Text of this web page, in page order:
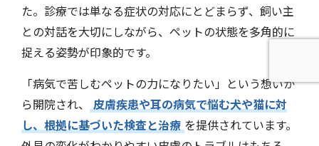
た。診療では単なる症状の対応にとどまらず、飼い主
との対話を大切にしながら、ペットの状態を多角的に
捉える姿勢が印象的です。
「病気で苦しむペットの力になりたい」という想いか
ら開院され、
皮膚疾患や耳の病気で悩む犬や猫に対
し、根拠に基づいた検査と治療 を提供されています。